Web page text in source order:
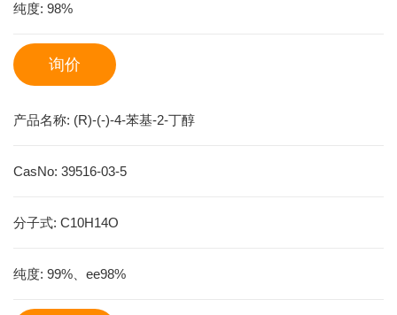
纯度: 98%
询价
产品名称: (R)-(-)-4-苯基-2-丁醇
CasNo: 39516-03-5
分子式: C10H14O
纯度: 99%、ee98%